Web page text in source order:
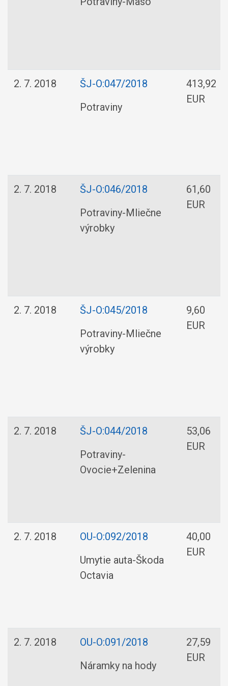
2. 7. 2018
ŠJ-O:047/2018
Potraviny
413,92
EUR
2. 7. 2018
ŠJ-O:046/2018
Potraviny-Mliečne
výrobky
61,60
EUR
2. 7. 2018
ŠJ-O:045/2018
Potraviny-Mliečne
výrobky
9,60
EUR
2. 7. 2018
ŠJ-O:044/2018
Potraviny-
Ovocie+Zelenina
53,06
EUR
2. 7. 2018
OU-O:092/2018
Umytie auta-Škoda
Octavia
40,00
EUR
2. 7. 2018
OU-O:091/2018
Náramky na hody
27,59
EUR